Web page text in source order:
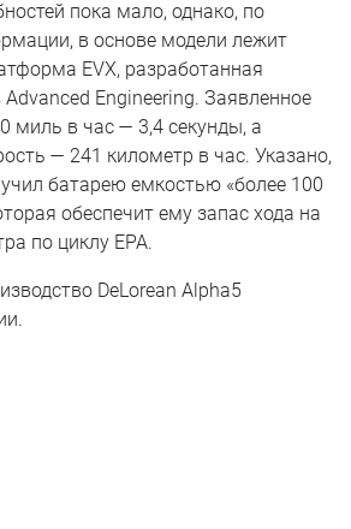
пока мало, однако, по
в основе модели лежит
EVX, разработанная
Engineering. Заявленное
миль в час — 3,4 секунды, а
— 241 километр в час. Указано,
батарею емкостью «более 100
обеспечит ему запас хода на
по циклу EPA.
DeLorean Alpha5